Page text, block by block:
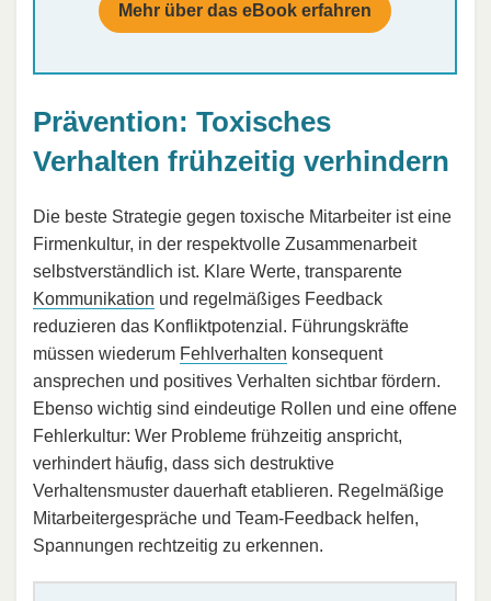
Mehr über das eBook erfahren
Prävention: Toxisches
Verhalten frühzeitig verhindern
Die beste Strategie gegen toxische Mitarbeiter ist eine
Firmenkultur, in der respektvolle Zusammenarbeit
selbstverständlich ist. Klare Werte, transparente
Kommunikation und regelmäßiges Feedback
reduzieren das Konfliktpotenzial. Führungskräfte
müssen wiederum Fehlverhalten konsequent
ansprechen und positives Verhalten sichtbar fördern.
Ebenso wichtig sind eindeutige Rollen und eine offene
Fehlerkultur: Wer Probleme frühzeitig anspricht,
verhindert häufig, dass sich destruktive
Verhaltensmuster dauerhaft etablieren. Regelmäßige
Mitarbeitergespräche und Team-Feedback helfen,
Spannungen rechtzeitig zu erkennen.